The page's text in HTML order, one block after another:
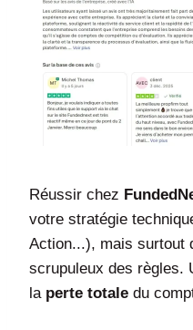
Réussir chez
votre stratégie
Action...), mais surtout
scrupuleux des règles.
la perte totale du